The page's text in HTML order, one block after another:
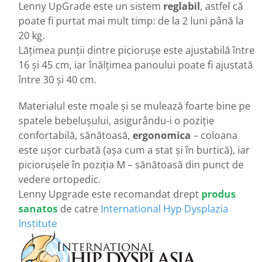
Lenny UpGrade este un sistem reglabil, astfel că
poate fi purtat mai mult timp: de la 2 luni până la
20 kg.
Lățimea punții dintre piciorușe este ajustabilă între
16 și 45 cm, iar înălțimea panoului poate fi ajustată
între 30 și 40 cm.
Materialul este moale și se mulează foarte bine pe
spatele bebelușului, asigurându-i o poziție
confortabilă, sănătoasă, ergonomica – coloana
este ușor curbată (așa cum a stat și în burtică), iar
piciorușele în poziția M – sănătoasă din punct de
vedere ortopedic.
Lenny Upgrade este recomandat drept produs
sanatos de catre International Hyp Dysplazia
Institute